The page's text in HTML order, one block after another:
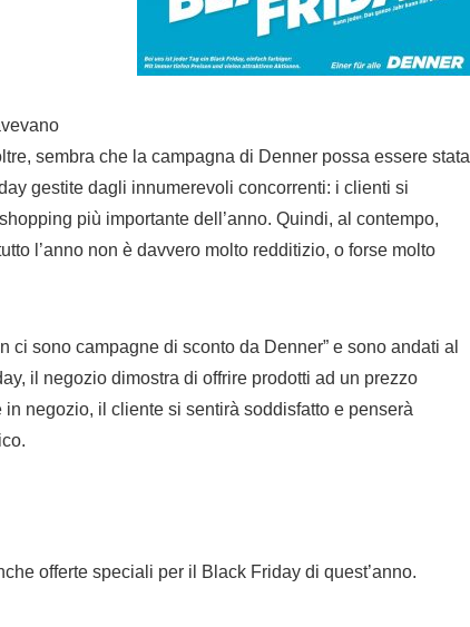
sembra che la campagna di Denner possa essere stata
gestite dagli innumerevoli concorrenti: i clienti si
più importante dell’anno. Quindi, al contempo,
l’anno non è davvero molto redditizio, o forse molto
ci sono campagne di sconto da Denner” e sono andati al
il negozio dimostra di offrire prodotti ad un prezzo
negozio, il cliente si sentirà soddisfatto e penserà
offerte speciali per il Black Friday di quest’anno.